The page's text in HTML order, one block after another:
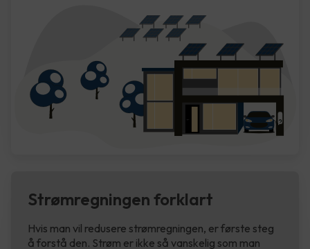
Strømregningen forklart
Hvis man vil redusere strømregningen, er første steg
å forstå den. Strøm er ikke så vanskelig som man